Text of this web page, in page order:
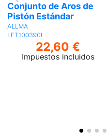
Conjunto de Aros de
Pistón Estándar
ALLMA
LFT100390L
22,60 €
Impuestos incluidos